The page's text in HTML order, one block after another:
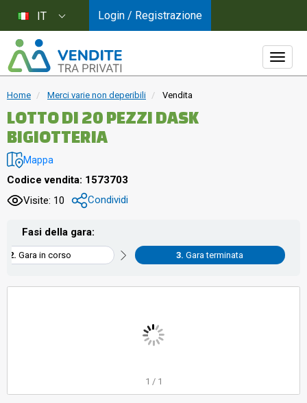
Home Merci varie non deperibili Vendita
LOTTO DI 20 PEZZI DASK
BIGIOTTERIA
Mappa
Codice vendita: 1573703
Visite: 10
Condividi
Fasi della gara:
Gara in corso Gara terminata
1 / 1
IT Login / Registrazione